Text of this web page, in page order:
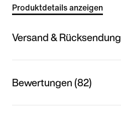
Produktdetails anzeigen
Versand & Rücksendung
Bewertungen (82)